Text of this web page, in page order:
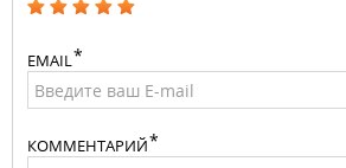
EMAIL
КОММЕНТАРИЙ